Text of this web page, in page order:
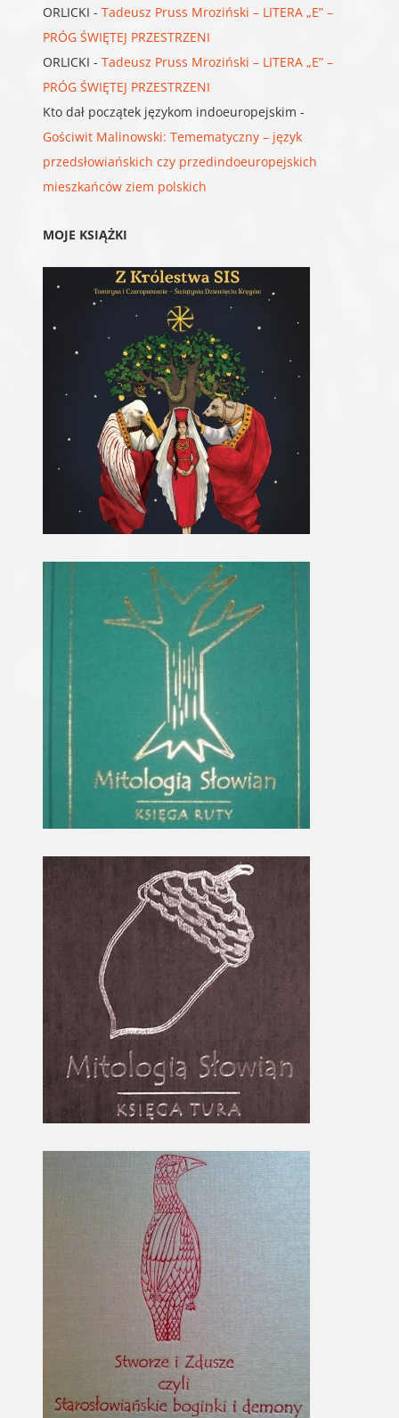
ORLICKI - Tadeusz Pruss Mroziński – LITERA „E” –
PRÓG ŚWIĘTEJ PRZESTRZENI
ORLICKI - Tadeusz Pruss Mroziński – LITERA „E” –
PRÓG ŚWIĘTEJ PRZESTRZENI
Kto dał początek językom indoeuropejskim -
Gościwit Malinowski: Temematyczny – język
przedsłowiańskich czy przedindoeuropejskich
mieszkańców ziem polskich
MOJE KSIĄŻKI